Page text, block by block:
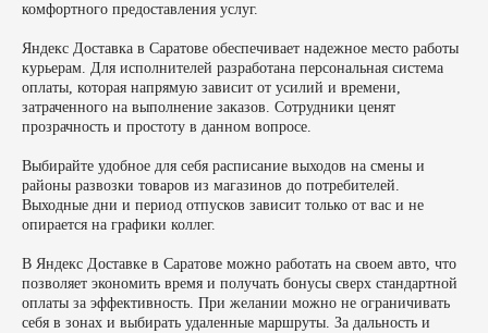
комфортного предоставления услуг.
Яндекс Доставка в Саратове обеспечивает надежное место работы
курьерам. Для исполнителей разработана персональная система
оплаты, которая напрямую зависит от усилий и времени,
затраченного на выполнение заказов. Сотрудники ценят
прозрачность и простоту в данном вопросе.
Выбирайте удобное для себя расписание выходов на смены и
районы развозки товаров из магазинов до потребителей.
Выходные дни и период отпусков зависит только от вас и не
опирается на графики коллег.
В Яндекс Доставке в Саратове можно работать на своем авто, что
позволяет экономить время и получать бонусы сверх стандартной
оплаты за эффективность. При желании можно не ограничивать
себя в зонах и выбирать удаленные маршруты. За дальность и